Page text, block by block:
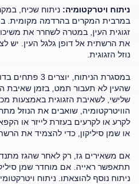
ניתוח ויטרקטומיה: ניתוח שכיח,
במרבית המקרים בהרדמה מקומית.
זגוגית העין, במטרה לשחרר את
את הרשתית אל דופן גלגל העין. יש
נוזל הזגוגית.
במסגרת הניתוח,
שהעין לא תעבור תמט, בזמן שאיבת
שלישי, לשאיבת הזגוגית באמצעות
הוויטרקטומיה, שואבים את הנוזל
לקרע או לקרעים בעזרת לייזר או
או שמן סיליקון, כדי להצמיד את
אם משאירים גז, רק לאחר שהגז
תתאפשר ראייה. אם מוחדר שמן
ניתוח נוסף להוצאתו. ניתוח